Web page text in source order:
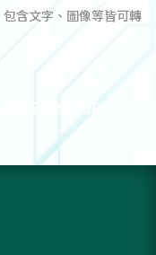
含文字、圖像等皆可轉
12-21:23,888